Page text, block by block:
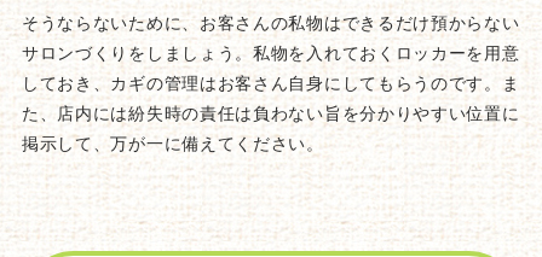
そうならないために、お客さんの私物はできるだけ預からない
サロンづくりをしましょう。私物を入れておくロッカーを用意
しておき、カギの管理はお客さん自身にしてもらうのです。ま
た、店内には紛失時の責任は負わない旨を分かりやすい位置に
掲示して、万が一に備えてください。